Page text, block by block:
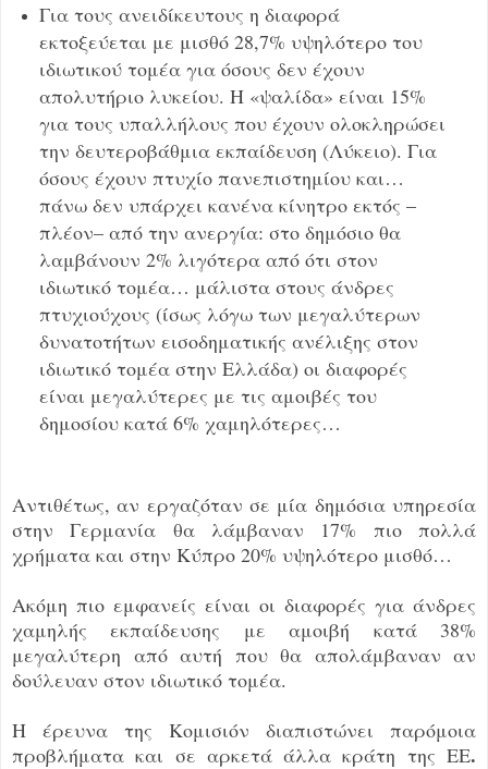
Για τους ανειδίκευτους η διαφορά
εκτοξεύεται με μισθό 28,7% υψηλότερο του
ιδιωτικού τομέα για όσους δεν έχουν
απολυτήριο λυκείου. Η «ψαλίδα» είναι 15%
για τους υπαλλήλους που έχουν ολοκληρώσει
την δευτεροβάθμια εκπαίδευση (Λύκειο). Για
όσους έχουν πτυχίο πανεπιστημίου και…
πάνω δεν υπάρχει κανένα κίνητρο εκτός –
πλέον– από την ανεργία: στο δημόσιο θα
λαμβάνουν 2% λιγότερα από ότι στον
ιδιωτικό τομέα… μάλιστα στους άνδρες
πτυχιούχους (ίσως λόγω των μεγαλύτερων
δυνατοτήτων εισοδηματικής ανέλιξης στον
ιδιωτικό τομέα στην Ελλάδα) οι διαφορές
είναι μεγαλύτερες με τις αμοιβές του
δημοσίου κατά 6% χαμηλότερες…
Αντιθέτως, αν εργαζόταν σε μία δημόσια υπηρεσία
στην Γερμανία θα λάμβαναν 17% πιο πολλά
χρήματα και στην Κύπρο 20% υψηλότερο μισθό…
Ακόμη πιο εμφανείς είναι οι διαφορές για άνδρες
χαμηλής εκπαίδευσης με αμοιβή κατά 38%
μεγαλύτερη από αυτή που θα απολάμβαναν αν
δούλευαν στον ιδιωτικό τομέα.
Η έρευνα της Κομισιόν διαπιστώνει παρόμοια
προβλήματα και σε αρκετά άλλα κράτη της ΕΕ.